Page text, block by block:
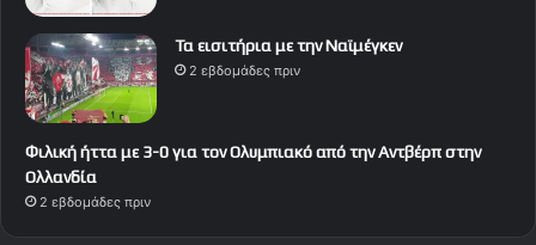
Τα εισιτήρια με την Ναϊμέγκεν
2 εβδομάδες πριν
Φιλική ήττα με 3-0 για τον Ολυμπιακό από την Αντβέρπ στην
Ολλανδία
2 εβδομάδες πριν